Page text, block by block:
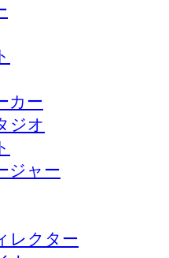
カー
ジオ
ジャー
レクター